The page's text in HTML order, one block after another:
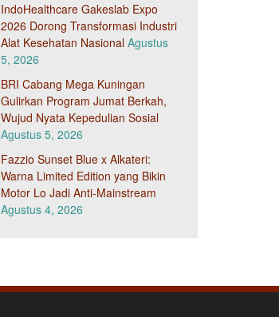
IndoHealthcare Gakeslab Expo
2026 Dorong Transformasi Industri
Alat Kesehatan Nasional Agustus
5, 2026
BRI Cabang Mega Kuningan
Gulirkan Program Jumat Berkah,
Wujud Nyata Kepedulian Sosial
Agustus 5, 2026
Fazzio Sunset Blue x Alkateri:
Warna Limited Edition yang Bikin
Motor Lo Jadi Anti-Mainstream
Agustus 4, 2026